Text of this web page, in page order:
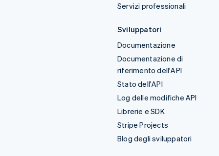
Servizi professionali
Sviluppatori
Documentazione
Documentazione di
riferimento dell'API
Stato dell'API
Log delle modifiche API
Librerie e SDK
Stripe Projects
Blog degli sviluppatori